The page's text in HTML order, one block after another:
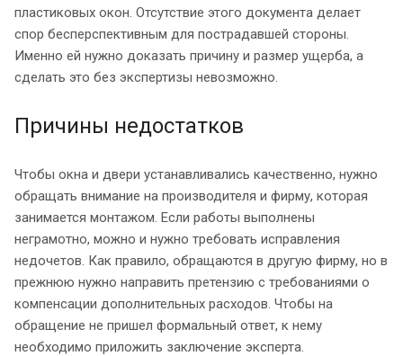
пластиковых окон. Отсутствие этого документа делает
спор бесперспективным для пострадавшей стороны.
Именно ей нужно доказать причину и размер ущерба, а
сделать это без экспертизы невозможно.
Причины недостатков
Чтобы окна и двери устанавливались качественно, нужно
обращать внимание на производителя и фирму, которая
занимается монтажом. Если работы выполнены
неграмотно, можно и нужно требовать исправления
недочетов. Как правило, обращаются в другую фирму, но в
прежнюю нужно направить претензию с требованиями о
компенсации дополнительных расходов. Чтобы на
обращение не пришел формальный ответ, к нему
необходимо приложить заключение эксперта.